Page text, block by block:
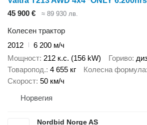
45 900 € ≈ 89 930 лв.
Колесен трактор
2012
6 200 м/ч
Мощност 212 к.с. (156 kW) Гориво
Товаропод. 4 655 кг Колесна формула
Скорост 50 км/ч
Норвегия
Nordbid Norge AS